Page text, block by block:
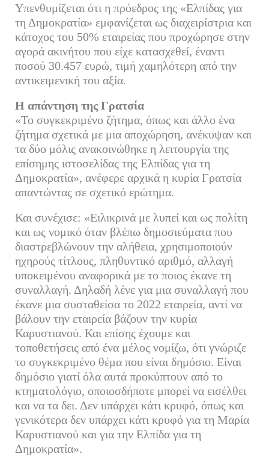
Υπενθυμίζεται ότι η πρόεδρος της «Ελπίδας για
τη Δημοκρατία» εμφανίζεται ως διαχειρίστρια και
κάτοχος του 50% εταιρείας που προχώρησε στην
αγορά ακινήτου που είχε κατασχεθεί, έναντι
ποσού 30.457 ευρώ, τιμή χαμηλότερη από την
αντικειμενική του αξία.
Η απάντηση της Γρατσία
«Το συγκεκριμένο ζήτημα, όπως και άλλο ένα
ζήτημα σχετικά με μια αποχώρηση, ανέκυψαν και
τα δύο μόλις ανακοινώθηκε η λειτουργία της
επίσημης ιστοσελίδας της Ελπίδας για τη
Δημοκρατία», ανέφερε αρχικά η κυρία Γρατσία
απαντώντας σε σχετικό ερώτημα.
Και συνέχισε: «Ειλικρινά με λυπεί και ως πολίτη
και ως νομικό όταν βλέπω δημοσιεύματα που
διαστρεβλώνουν την αλήθεια, χρησιμοποιούν
ηχηρούς τίτλους, πληθυντικό αριθμό, αλλαγή
υποκειμένου αναφορικά με το ποιος έκανε τη
συναλλαγή. Δηλαδή λένε για μια συναλλαγή που
έκανε μια συσταθείσα το 2022 εταιρεία, αντί να
βάλουν την εταιρεία βάζουν την κυρία
Καρυστιανού. Και επίσης έχουμε και
τοποθετήσεις από ένα μέλος νομίζω, ότι γνώριζε
το συγκεκριμένο θέμα που είναι δημόσιο. Είναι
δημόσιο γιατί όλα αυτά προκύπτουν από το
κτηματολόγιο, οποιοσδήποτε μπορεί να εισέλθει
και να τα δει. Δεν υπάρχει κάτι κρυφό, όπως και
γενικότερα δεν υπάρχει κάτι κρυφό για τη Μαρία
Καρυστιανού και για την Ελπίδα για τη
Δημοκρατία».